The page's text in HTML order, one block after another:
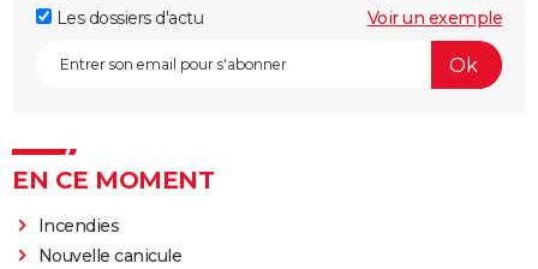
Les dossiers d'actu
Voir un exemple
EN CE MOMENT
Incendies
Nouvelle canicule